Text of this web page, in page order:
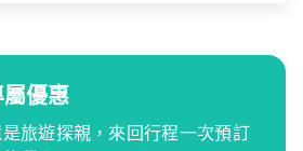
優惠
旅遊探親，來回行程一次預訂